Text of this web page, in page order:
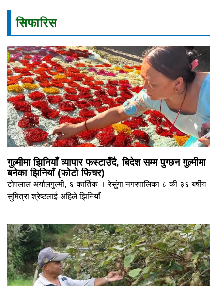
सिफारिस
गुल्मीमा झिनियाँ व्यापार फस्टाउँदै, बिदेश सम्म पुग्छन गुल्मीमा
बनेका झिनियाँ (फोटो फिचर)
टोपलाल अर्यालगुल्मी, ६ कार्तिक । रेसुंगा नगरपालिका ८ की ३६ बर्षीय
सुमित्रा श्रेष्ठलाई अहिले झिनियाँ